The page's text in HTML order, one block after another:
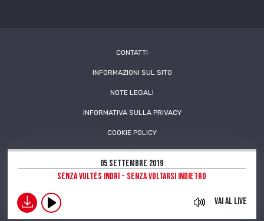
download
05 Settembre 2019
Sénza vultés indrì - Senza voltarsi indietro
Vai al live
CONTATTI
INFORMAZIONI SUL SITO
NOTE LEGALI
INFORMATIVA SULLA PRIVACY
COOKIE POLICY